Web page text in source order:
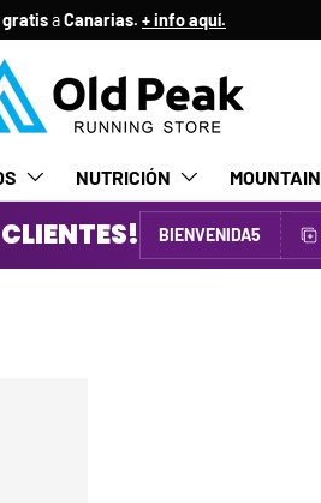
gratisaCanarias. + info aquí.
NUTRICIÓN MOUNTAIN
BIENVENIDA5